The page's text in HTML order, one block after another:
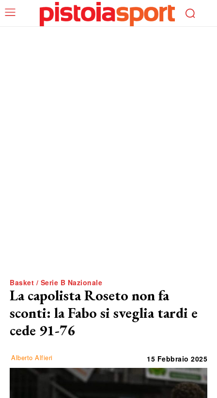
Basket / Serie B Nazionale
La capolista Roseto non fa
sconti: la Fabo si sveglia tardi e
cede 91-76
Alberto Alfieri 15 Febbraio 2025